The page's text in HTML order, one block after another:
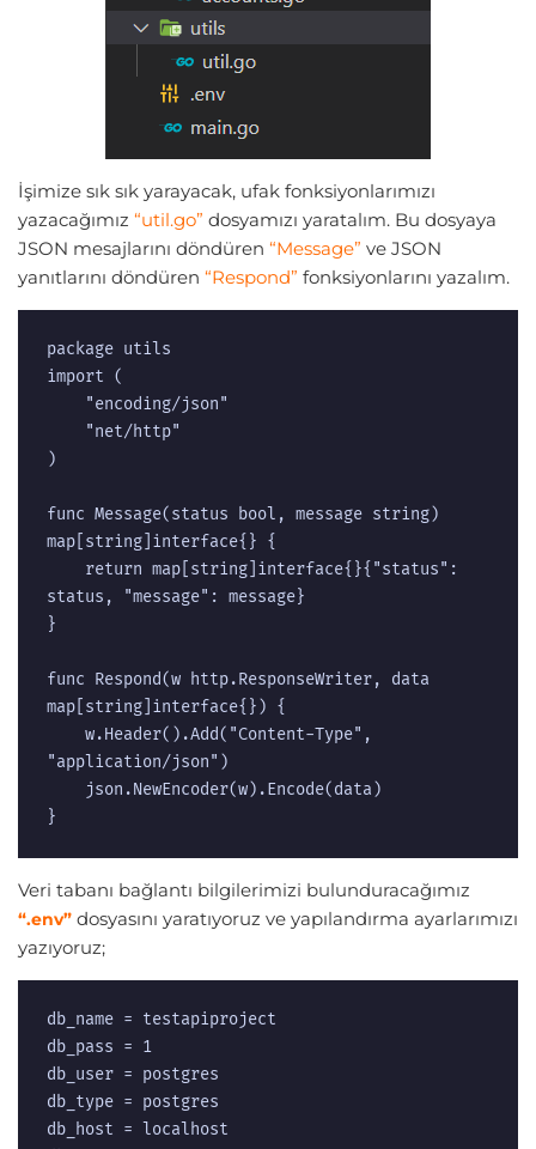
İşimize sık sık yarayacak, ufak fonksiyonlarımızı
yazacağımız “util.go” dosyamızı yaratalım. Bu dosyaya
JSON mesajlarını döndüren “Message” ve JSON
yanıtlarını döndüren “Respond” fonksiyonlarını yazalım.
package utils
import (
)
func Message(status bool, message string)
map[string]interface{} {
status, "message": message}
}
func Respond(w http.ResponseWriter, data
map[string]interface{}) {
"application/json")
}
Veri tabanı bağlantı bilgilerimizi bulunduracağımız
“.env” dosyasını yaratıyoruz ve yapılandırma ayarlarımızı
yazıyoruz;
db_name = testapiproject
db_pass = 1
db_user = postgres
db_type = postgres
db_host = localhost